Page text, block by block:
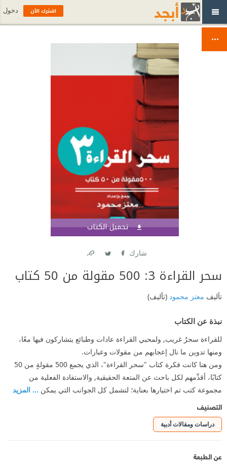
تحميل الكتاب
شارك
سحر القراءة 3: 500 مقولة من 50 كتاب
تأليف معتز محمود (تأليف)
نبذة عن الكتاب
للقراءة سحرٌ غريب, ولمحبي القراءة عادات وطبائع يتشاركون فيها معًا،
ومنها تدوين ما نال إعجابهم من مقولات وعبارات.
ومن هنا كانت فكرة كتاب "سحر القراءة"، الذي يجمع 500 مقولةٍ من 50
كتابًا، أقدِّمهم لكل باحث عن المتعة الحقيقية, والاستفادة الفعلية من
مجموعة كتب تم اختيارها بعناية؛ لتشمل كل الجوانب التي يمكن ... المزيد
التصنيف
دراسات ومقالات أدبية
عن الطبعة
اشترك الآن دخول